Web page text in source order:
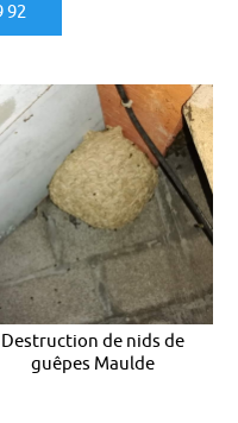
92
Destruction de nids de
guêpes Maulde